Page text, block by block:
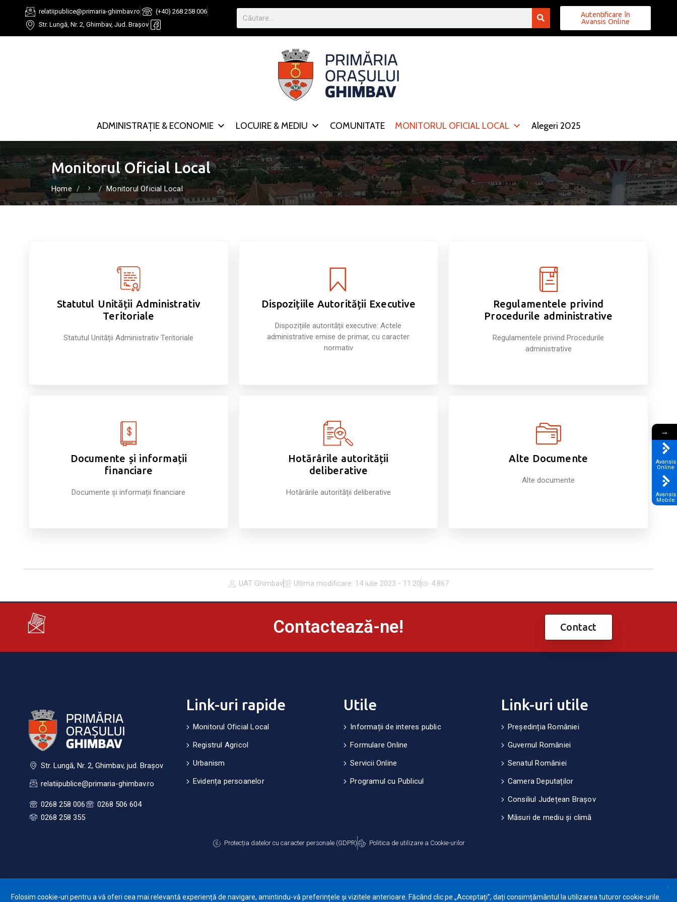
relatiipublice@primaria-ghimbav.ro
(+40) 268 258 006
Str. Lungă, Nr. 2, Ghimbav, Jud. Brașov
Autentificare în
Avansis Online
ADMINISTRAȚIE & ECONOMIE LOCUIRE & MEDIU COMUNITATE MONITORUL OFICIAL LOCAL Alegeri 2025
Monitorul Oficial Local
Home Monitorul Oficial Local
Statutul Unității Administrativ
Teritoriale
Statutul Unității Administrativ Teritoriale
Dispozițiile Autorității Executive
Dispozițiile autorității executive: Actele
administrative emise de primar, cu caracter
normativ
Regulamentele privind
Procedurile administrative
Regulamentele privind Procedurile
administrative
Documente și informații
financiare
Documente și informații financiare
Hotărârile autorității
deliberative
Hotărârile autorității deliberative
Alte Documente
Alte documente
UAT Ghimbav Ultima modificare: 14 iulie 2023 - 11:20 4.867
Contactează-ne! Contact
Str. Lungă, Nr. 2, Ghimbav, jud. Brașov
relatiipublice@primaria-ghimbav.ro
0268 258 006
0268 506 604
0268 258 355
Link-uri rapide
Monitorul Oficial Local
Registrul Agricol
Urbanism
Evidența persoanelor
Utile
Informații de interes public
Formulare Online
Servicii Online
Programul cu Publicul
Link-uri utile
Președinția României
Guvernul României
Senatul României
Camera Deputaților
Consiliul Județean Brașov
Măsuri de mediu și climă
Protecția datelor cu caracter personale (GDPR) Politica de utilizare a Cookie-urilor
X
Folosim cookie-uri pentru a vă oferi cea mai relevantă experiență de navigare, amintindu-vă preferințele și vizitele anterioare. Făcând clic pe „Acceptați”, dați consimțământul la utilizarea tuturor cookie-urile.
→
Avansis
Online
Avansis
Mobile